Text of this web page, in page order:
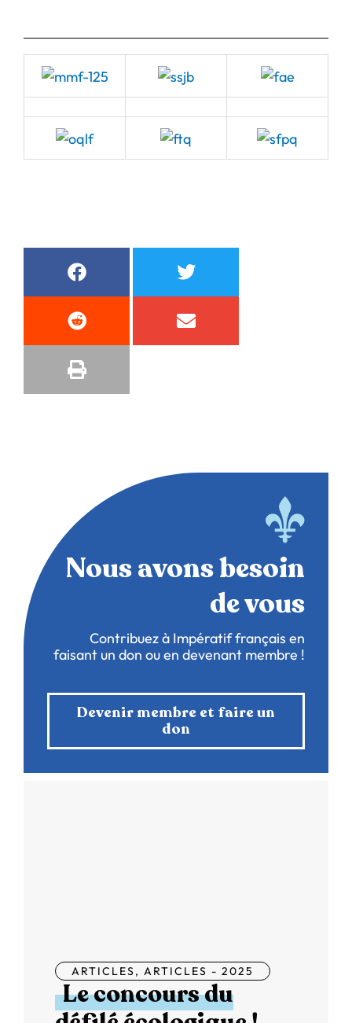
Nous avons besoin
de vous
Contribuez à Impératif français en
faisant un don ou en devenant membre !
Devenir membre et faire un
don
ARTICLES, ARTICLES - 2025
Le concours du